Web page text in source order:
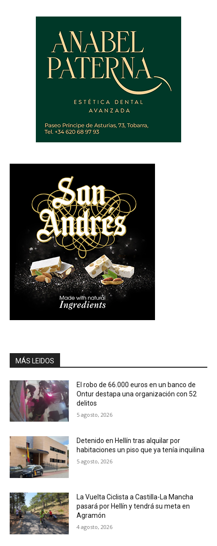
MÁS LEIDOS
El robo de 66.000 euros en un banco de
Ontur destapa una organización con 52
delitos
5 agosto, 2026
Detenido en Hellín tras alquilar por
habitaciones un piso que ya tenía inquilina
5 agosto, 2026
La Vuelta Ciclista a Castilla-La Mancha
pasará por Hellín y tendrá su meta en
Agramón
4 agosto, 2026